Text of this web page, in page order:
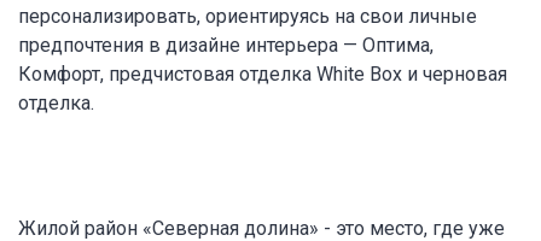
персонализировать, ориентируясь на свои личные
предпочтения в дизайне интерьера — Оптима,
Комфорт, предчистовая отделка White Box и черновая
отделка.
Жилой район «Северная долина» - это место, где уже